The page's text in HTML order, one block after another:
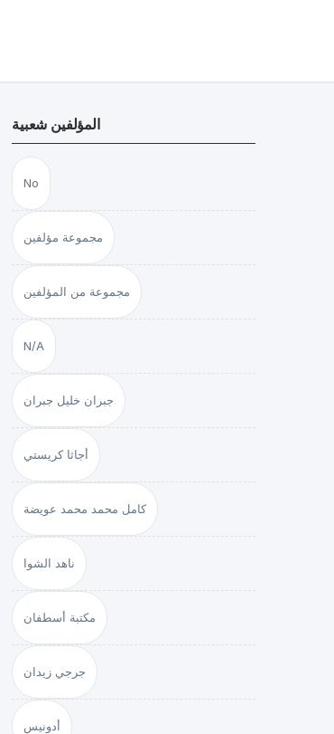
المؤلفين شعبية
No
مجموعة مؤلفين
مجموعة من المؤلفين
N/A
جبران خليل جبران
أجاثا كريستي
كامل محمد محمد عويضة
ناهد الشوا
مكتبة أسطفان
جرجي زيدان
أدونيس